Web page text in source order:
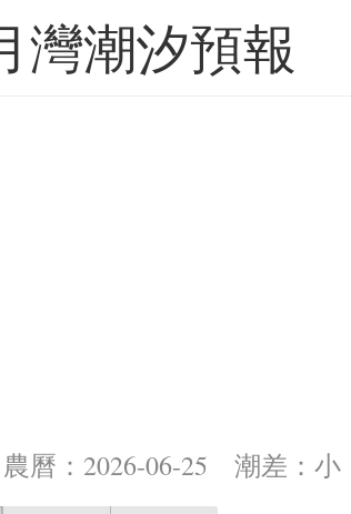
灣潮汐預報
曆：2026-06-25 潮差：小